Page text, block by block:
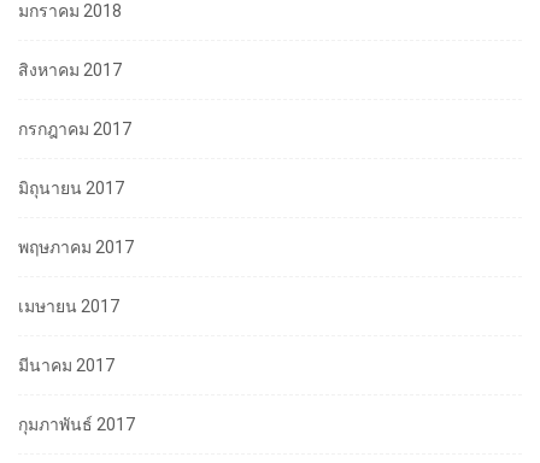
มกราคม 2018
สิงหาคม 2017
กรกฎาคม 2017
มิถุนายน 2017
พฤษภาคม 2017
เมษายน 2017
มีนาคม 2017
กุมภาพันธ์ 2017